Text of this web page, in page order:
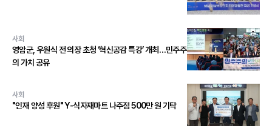
사회
영암군, 우원식 전 의장 초청 ‘혁신공감 특강’ 개최…민주주
의 가치 공유
사회
"인재 양성 후원" Y-식자재마트 나주점 500만 원 기탁